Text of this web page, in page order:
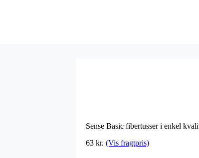
Sense Basic fibertusser i enkel
63 kr. (Vis fragtpris)